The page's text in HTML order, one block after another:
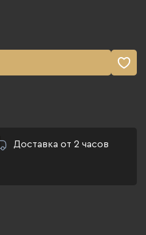
Доставка от 2 часов